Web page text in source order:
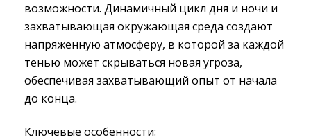
возможности. Динамичный цикл дня и ночи и
захватывающая окружающая среда создают
напряженную атмосферу, в которой за каждой
тенью может скрываться новая угроза,
обеспечивая захватывающий опыт от начала
до конца.
Ключевые особенности: